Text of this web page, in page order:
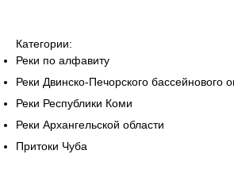
Категории:
Реки по алфавиту
Реки Двинско-Печорского бассейнового
Реки Республики Коми
Реки Архангельской области
Притоки Чуба